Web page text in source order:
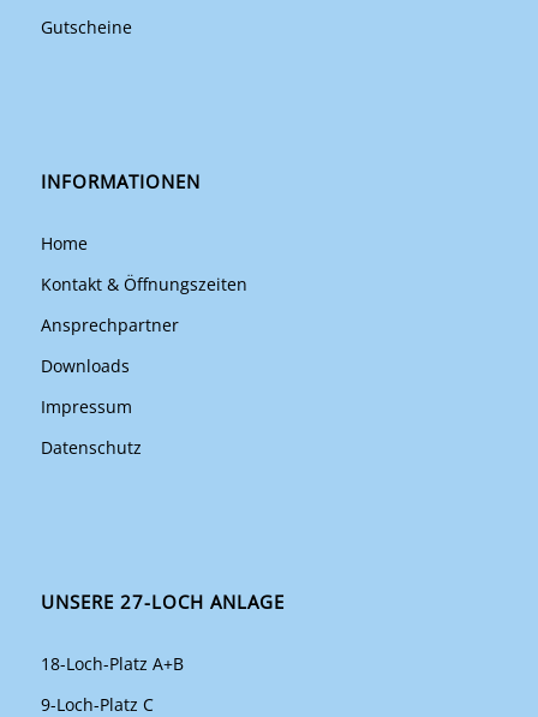
Gutscheine
INFORMATIONEN
Home
Kontakt & Öffnungszeiten
Ansprechpartner
Downloads
Impressum
Datenschutz
UNSERE 27-LOCH ANLAGE
18-Loch-Platz A+B
9-Loch-Platz C